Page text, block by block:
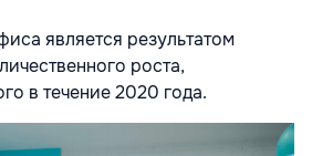
является результатом
роста,
в течение 2020 года.